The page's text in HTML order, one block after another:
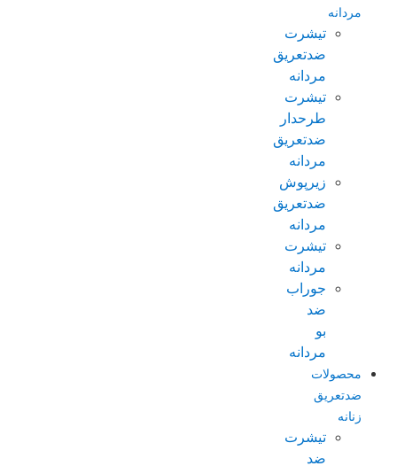
مردانه
تیشرت
ضدتعریق
مردانه
تیشرت
طرحدار
ضدتعریق
مردانه
زیرپوش
ضدتعریق
مردانه
تیشرت
مردانه
جوراب
ضد
بو
مردانه
محصولات
ضدتعریق
زنانه
تیشرت
ضد